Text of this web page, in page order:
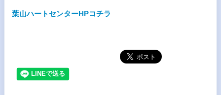
葉山ハートセンターHPコチラ